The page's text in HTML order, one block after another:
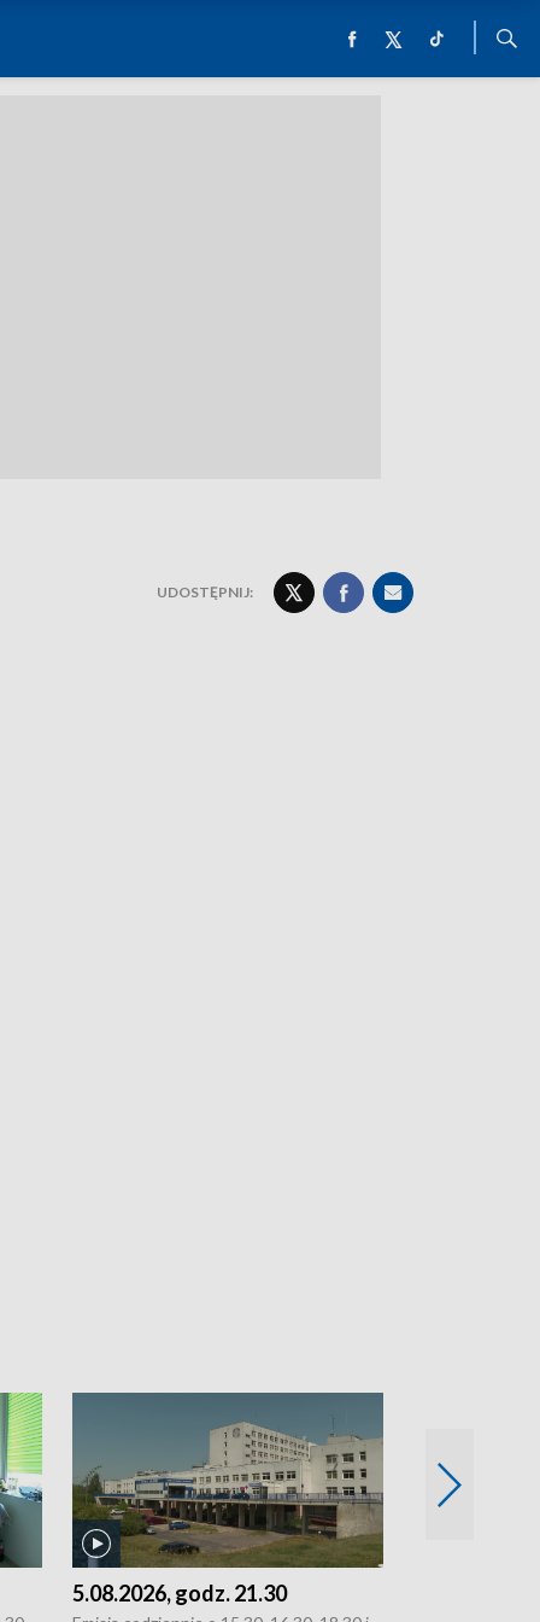
UDOSTĘPNIJ:
5.08.2026, godz. 21.30